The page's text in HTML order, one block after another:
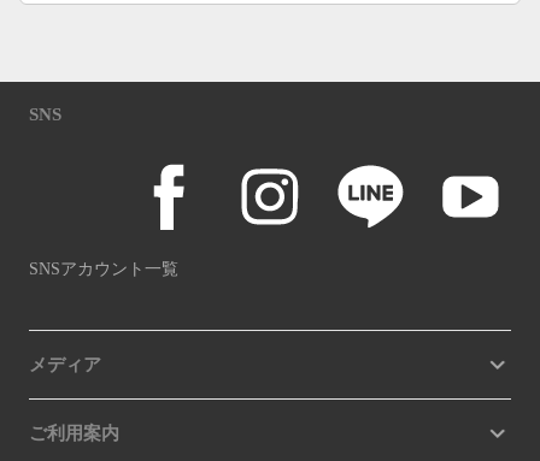
SNS
SNSアカウント一覧
メディア
ご利用案内